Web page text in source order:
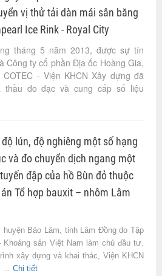
vị thử tải dàn mái sân băng
Ice Rink - Royal City
tháng 5 năm 2013, được sự tín
Công ty cổ phần Địa ốc Hoàng Gia,
- Viện KHCN Xây dựng đã
đo đạc và cung cấp số liệu
lún, độ nghiêng một số hạng
và đo chuyển dịch ngang một
đập của hồ Bùn đỏ thuộc
Tổ hợp bauxit – nhôm Lâm
Bảo Lâm, tỉnh Lâm Đồng do Tập
Khoáng sản Việt Nam làm chủ đầu tư.
xây dựng và khai thác, Viện KHCN
... Chi tiết